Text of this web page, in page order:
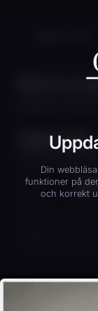
Din
funktioner på
och korrekt
329 000kr
KONTANTINSATS
12 mån 24